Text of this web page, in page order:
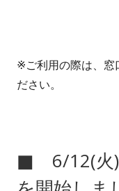
※ご利用の際は、窓
ださい。
■ 6/12(火)